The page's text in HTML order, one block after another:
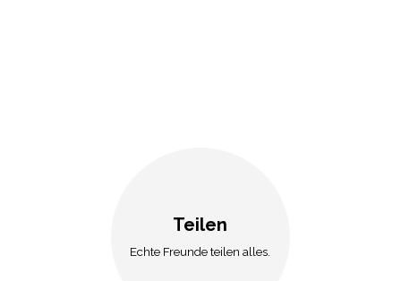
Teilen
Echte Freunde teilen alles.